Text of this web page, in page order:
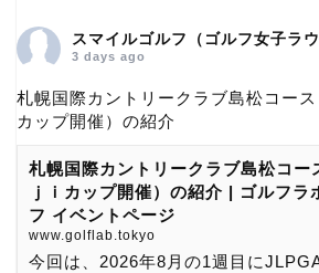
スマイルゴルフ（ゴルフ女子ラウ
3 days ago
札幌国際カントリークラブ島松コース
カップ開催）の紹介
札幌国際カントリークラブ島松コー
ｊｉカップ開催）の紹介 | ゴルフ
フ イベントページ
www.golflab.tokyo
今回は、2026年8月の1週目に